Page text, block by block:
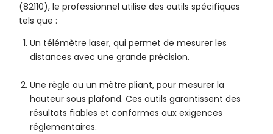
(82110), le professionnel utilise des outils spécifiques
tels que :
Un télémètre laser, qui permet de mesurer les
distances avec une grande précision.
Une règle ou un mètre pliant, pour mesurer la
hauteur sous plafond. Ces outils garantissent des
résultats fiables et conformes aux exigences
réglementaires.